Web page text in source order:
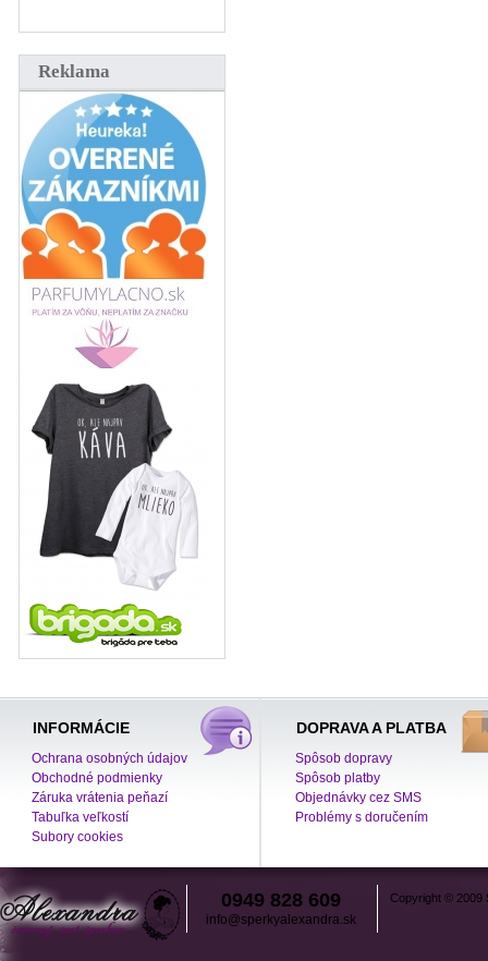
Reklama
INFORMÁCIE
Ochrana osobných údajov
Obchodné podmienky
Záruka vrátenia peňazí
Tabuľka veľkostí
Subory cookies
DOPRAVA A PLATBA
Spôsob dopravy
Spôsob platby
Objednávky cez SMS
Problémy s doručením
0949 828 609
info@sperkyalexandra.sk
Copyright © 2009